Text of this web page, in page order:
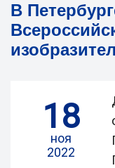
В
18
ноя
2022